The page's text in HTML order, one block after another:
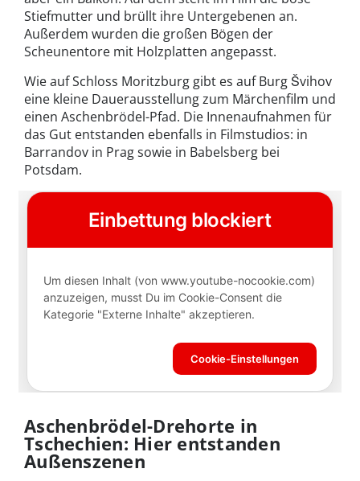
Stiefmutter und brüllt ihre Untergebenen an.
Außerdem wurden die großen Bögen der
Scheunentore mit Holzplatten angepasst.
Wie auf Schloss Moritzburg gibt es auf Burg Švihov
eine kleine Dauerausstellung zum Märchenfilm und
einen Aschenbrödel-Pfad. Die Innenaufnahmen für
das Gut entstanden ebenfalls in Filmstudios: in
Barrandov in Prag sowie in Babelsberg bei
Potsdam.
Aschenbrödel-Drehorte in
Tschechien: Hier entstanden
Außenszenen